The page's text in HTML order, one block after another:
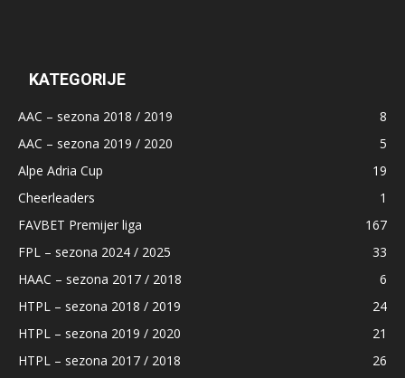
KATEGORIJE
AAC – sezona 2018 / 2019
8
AAC – sezona 2019 / 2020
5
Alpe Adria Cup
19
Cheerleaders
1
FAVBET Premijer liga
167
FPL – sezona 2024 / 2025
33
HAAC – sezona 2017 / 2018
6
HTPL – sezona 2018 / 2019
24
HTPL – sezona 2019 / 2020
21
HTPL – sezona 2017 / 2018
26